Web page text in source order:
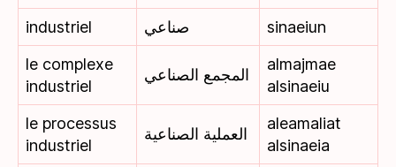
industriel
صناعي
sinaeiun
le complexe
industriel
المجمع الصناعي
almajmae
alsinaeiu
le processus
industriel
العملية الصناعية
aleamaliat
alsinaeia